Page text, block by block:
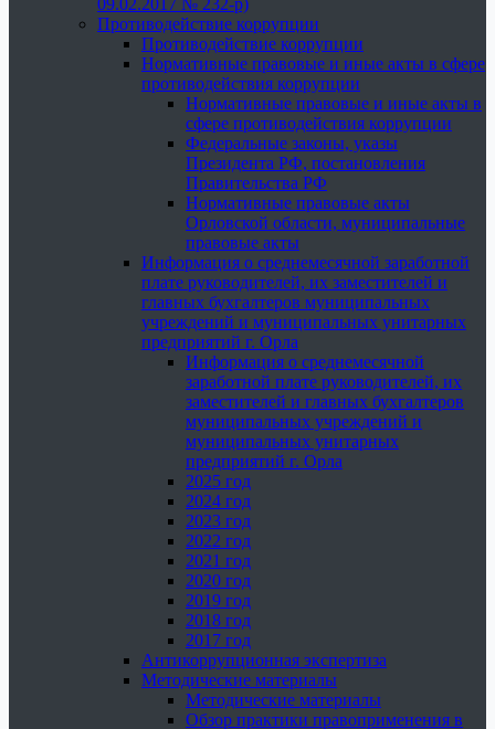
09.02.2017 № 232-р)
Противодействие коррупции
Противодействие коррупции
Нормативные правовые и иные акты в сфере
противодействия коррупции
Нормативные правовые и иные акты в
сфере противодействия коррупции
Федеральные законы, указы
Президента РФ, постановления
Правительства РФ
Нормативные правовые акты
Орловской области, муниципальные
правовые акты
Информация о среднемесячной заработной
плате руководителей, их заместителей и
главных бухгалтеров муниципальных
учреждений и муниципальных унитарных
предприятий г. Орла
Информация о среднемесячной
заработной плате руководителей, их
заместителей и главных бухгалтеров
муниципальных учреждений и
муниципальных унитарных
предприятий г. Орла
2025 год
2024 год
2023 год
2022 год
2021 год
2020 год
2019 год
2018 год
2017 год
Антикоррупционная экспертиза
Методические материалы
Методические материалы
Обзор практики правоприменения в